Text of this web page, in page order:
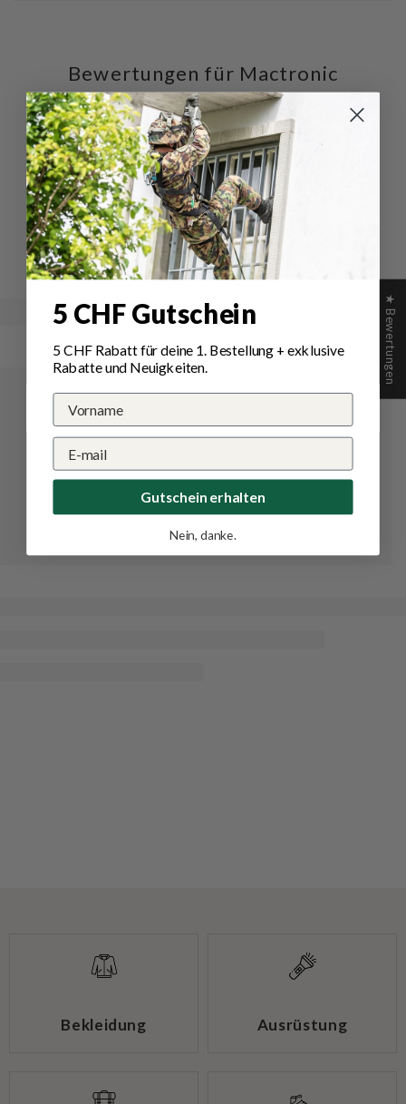
Bewertungen für Mactronic
Red Line Rücklicht
Fahrradlicht
Schreiben Sie die erste Bewertung
Schreibe
eine
Bewertung
Eine
Frage
stellen
Bekleidung Ausrüstung
★ Bewertungen
5 CHF Gutschein
5 CHF Rabatt für deine 1. Bestellung+ exklusive
Rabatte und Neuigkeiten.
Gutschein erhalten
Nein, danke.